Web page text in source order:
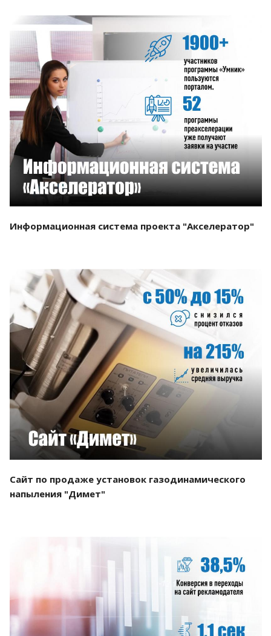
Смотреть проект
Информационная система проекта "Акселератор"
Смотреть проект
Сайт по продаже установок газодинамического
напыления "Димет"